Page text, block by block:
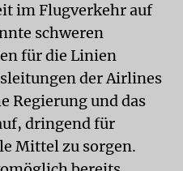
im Flugverkehr auf
schweren
für die Linien
der Airlines
Regierung und das
dringend für
Mittel zu sorgen.